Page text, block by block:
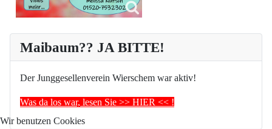
Maibaum?? JA BITTE!
Der Junggesellenverein Wierschem war aktiv!
Was da los war, lesen Sie >> HIER << !
Wir benutzen Cookies